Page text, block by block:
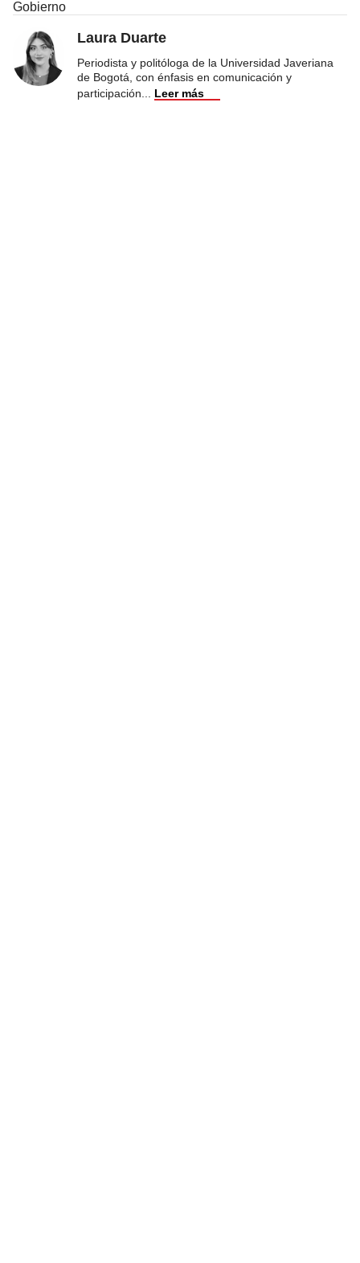
Gobierno
Laura Duarte
Periodista y politóloga de la Universidad Javeriana
de Bogotá, con énfasis en comunicación y
participación
Leer más